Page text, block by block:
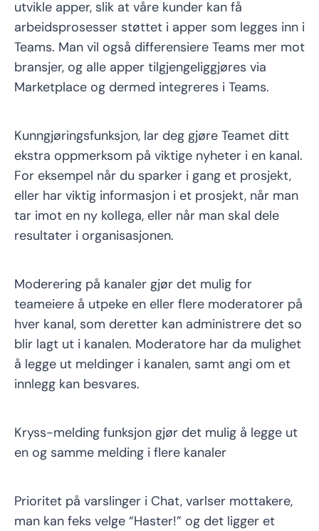
utvikle apper, slik at våre kunder kan få
arbeidsprosesser støttet i apper som legges inn i
Teams. Man vil også differensiere Teams mer mot
bransjer, og alle apper tilgjengeliggjøres via
Marketplace og dermed integreres i Teams.
Kunngjøringsfunksjon, lar deg gjøre Teamet ditt
ekstra oppmerksom på viktige nyheter i en kanal.
For eksempel når du sparker i gang et prosjekt,
eller har viktig informasjon i et prosjekt, når man
tar imot en ny kollega, eller når man skal dele
resultater i organisasjonen.
Moderering på kanaler gjør det mulig for
teameiere å utpeke en eller flere moderatorer på
hver kanal, som deretter kan administrere det so
blir lagt ut i kanalen. Moderatore har da mulighet
å legge ut meldinger i kanalen, samt angi om et
innlegg kan besvares.
Kryss-melding funksjon gjør det mulig å legge ut
en og samme melding i flere kanaler
Prioritet på varslinger i Chat, varlser mottakere,
man kan feks velge “Haster!” og det ligger et